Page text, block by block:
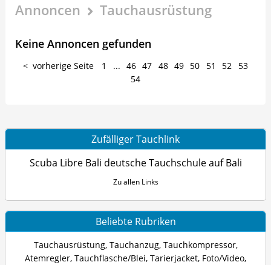
Annoncen Tauchausrüstung
Keine Annoncen gefunden
vorherige Seite 1 ... 46 47 48 49 50 51 52
53
54
Zufälliger Tauchlink
Scuba Libre Bali deutsche Tauchschule auf Bali
Zu allen Links
Beliebte Rubriken
Tauchausrüstung, Tauchanzug, Tauchkompressor,
Atemregler, Tauchflasche/Blei, Tarierjacket, Foto/Video,